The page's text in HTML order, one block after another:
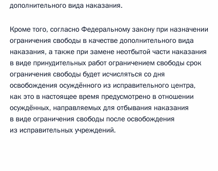
дополнительного вида наказания.
Кроме того, согласно Федеральному закону при назначении
ограничения свободы в качестве дополнительного вида
наказания, а также при замене неотбытой части наказания
в виде принудительных работ ограничением свободы срок
ограничения свободы будет исчисляться со дня
освобождения осуждённого из исправительного центра,
как это в настоящее время предусмотрено в отношении
осуждённых, направляемых для отбывания наказания
в виде ограничения свободы после освобождения
из исправительных учреждений.